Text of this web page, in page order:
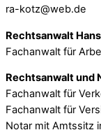
ra-kotz@web.de
Rechtsanwalt
Fachanwalt für
Rechtsanwalt und
Fachanwalt für
Fachanwalt für
Notar mit Amtssitz